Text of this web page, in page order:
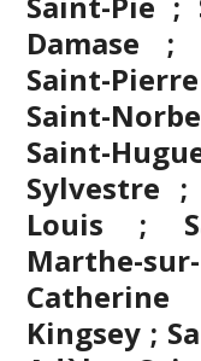
Damase ;
Saint-
Saint-
Saint-
Sylvestre
Louis ;
Marthe-
Kingsey ;